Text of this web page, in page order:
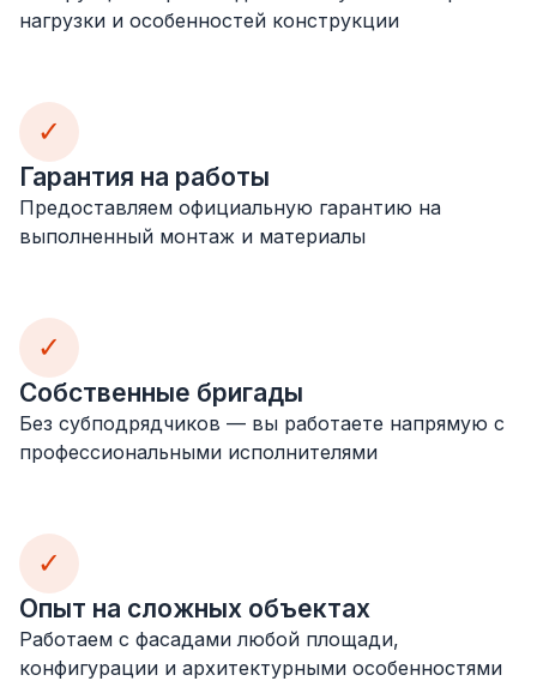
нагрузки и особенностей конструкции
✓
Гарантия на работы
Предоставляем официальную гарантию на
выполненный монтаж и материалы
✓
Собственные бригады
Без субподрядчиков — вы работаете напрямую с
профессиональными исполнителями
✓
Опыт на сложных объектах
Работаем с фасадами любой площади,
конфигурации и архитектурными особенностями